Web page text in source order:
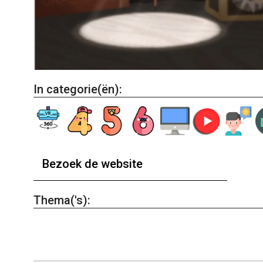
In categorie(ën):
Bezoek de website
Thema('s):